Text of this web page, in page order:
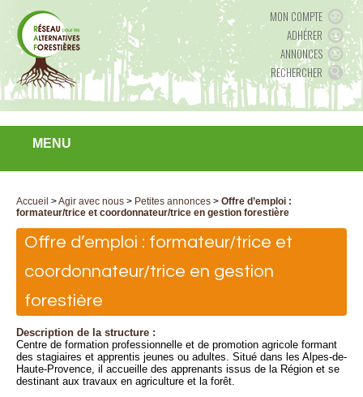
MON COMPTE
ADHÉRER
ANNONCES
RECHERCHER
MENU
Accueil >Agir avec nous > Petites annonces > Offre d’emploi :
formateur/trice et coordonnateur/trice en gestion forestière
Offre d’emploi : formateur/trice et
coordonnateur/trice en gestion
forestière
Description de la structure :
Centre de formation professionnelle et de promotion agricole formant
des stagiaires et apprentis jeunes ou adultes. Situé dans les Alpes-de-
Haute-Provence, il accueille des apprenants issus de la Région et se
destinant aux travaux en agriculture et la forêt.